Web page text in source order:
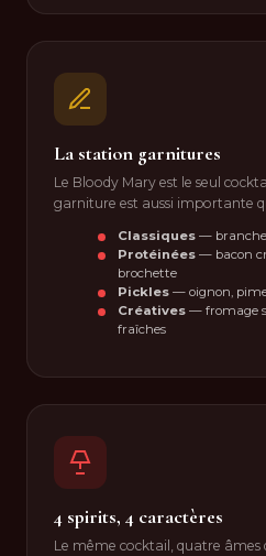
La station garnitures
Le Bloody Mary est le seul
garniture est aussi importante
Classiques — branche
Protéinées — bacon
brochette
Pickles — oignon,
Créatives — fromage
fraîches
4 spirits, 4 caractères
Le même cocktail, quatre âmes